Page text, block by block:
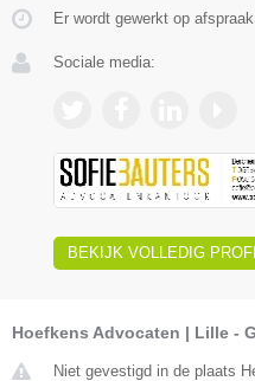
Er wordt gewerkt op afspraak.
Sociale media:
BEKIJK VOLLEDIG
Hoefkens Advocaten | Lille -
Niet gevestigd in de plaats